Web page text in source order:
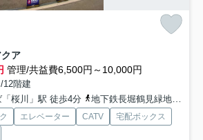
クア
管理/共益費6,500円～10,000円
12階建
桜川」駅 徒歩4分
地下鉄長堀鶴見緑地「ドーム前千代崎」駅 徒歩10分
エレベーター CATV
宅配ボックス